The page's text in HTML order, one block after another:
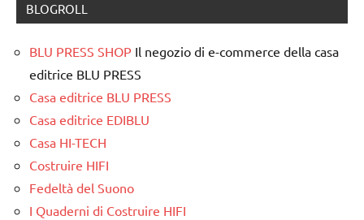
BLOGROLL
BLU PRESS SHOP Il negozio di e-commerce della casa
editrice BLU PRESS
Casa editrice BLU PRESS
Casa editrice EDIBLU
Casa HI-TECH
Costruire HIFI
Fedeltà del Suono
I Quaderni di Costruire HIFI